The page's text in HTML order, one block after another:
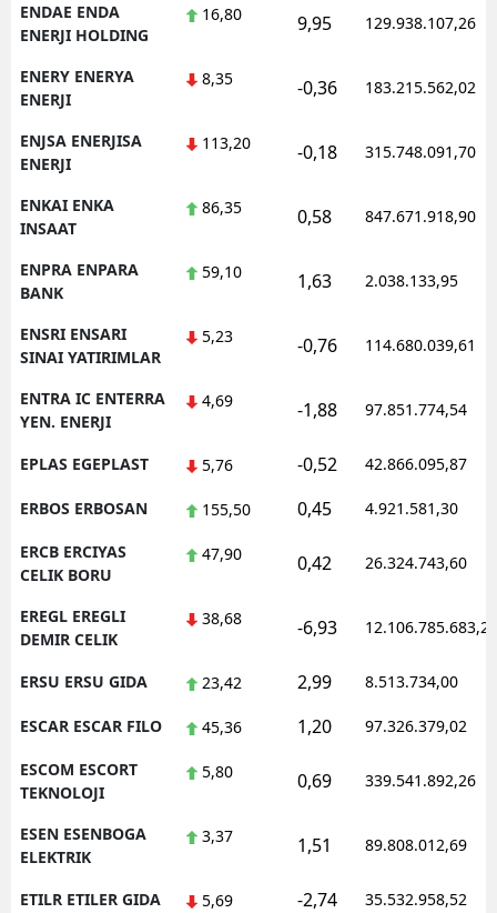
ENDAE ENDA
ENERJI HOLDING
16,80 9,95 129.938.107,26
ENERY ENERYA
ENERJI
8,35 -0,36 183.215.562,02
ENJSA ENERJISA
ENERJI
113,20 -0,18 315.748.091,70
ENKAI ENKA
INSAAT
86,35 0,58 847.671.918,90
ENPRA ENPARA
BANK
59,10 1,63 2.038.133,95
ENSRI ENSARI
SINAI YATIRIMLAR
5,23 -0,76 114.680.039,61
ENTRA IC ENTERRA
YEN. ENERJI
4,69 -1,88 97.851.774,54
EPLAS EGEPLAST 5,76 -0,52 42.866.095,87
ERBOS ERBOSAN 155,50 0,45 4.921.581,30
ERCB ERCIYAS
CELIK BORU
47,90 0,42 26.324.743,60
EREGL EREGLI
DEMIR CELIK
38,68 -6,93 12.106.785.683,20
ERSU ERSU GIDA 23,42 2,99 8.513.734,00
ESCAR ESCAR FILO 45,36 1,20 97.326.379,02
ESCOM ESCORT
TEKNOLOJI
5,80 0,69 339.541.892,26
ESEN ESENBOGA
ELEKTRIK
3,37 1,51 89.808.012,69
ETILR ETILER GIDA 5,69 -2,74 35.532.958,52